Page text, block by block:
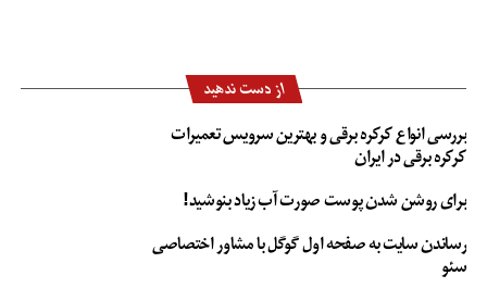
از دست ندهید
بررسی انواع کرکره برقی و بهترین سرویس تعمیرات
کرکره برقی در ایران
برای روشن شدن پوست صورت آب زیاد بنوشید!
رساندن سایت به صفحه اول گوگل با مشاور اختصاصی
سئو